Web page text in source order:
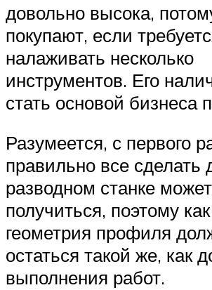
довольно высока,
покупают, если
налаживать несколько
инструментов. Его
стать основой бизнеса
Разумеется, с первого
правильно все сделать
разводном станке
получиться, поэтому
геометрия профиля
остаться такой же, как
выполнения работ.